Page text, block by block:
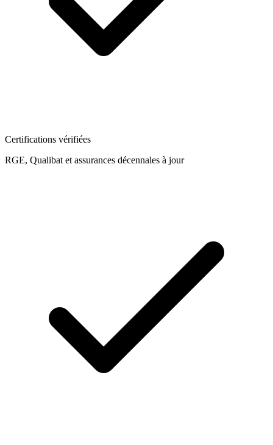
Certifications vérifiées
RGE, Qualibat et assurances décennales à jour